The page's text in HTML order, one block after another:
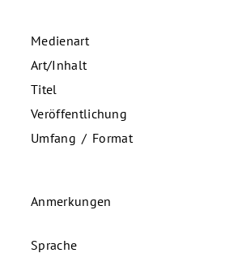
Medienart
Art/Inhalt
Titel
Veröffentlichung
Umfang / Format
Anmerkungen
Sprache